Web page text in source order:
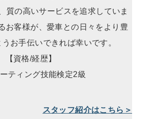
質の高いサービスを追求していま
お客様が、愛車との日々をより豊
お手伝いできれば幸いです。
【資格/経歴】
ティング技能検定2級
スタッフ紹介はこちら＞